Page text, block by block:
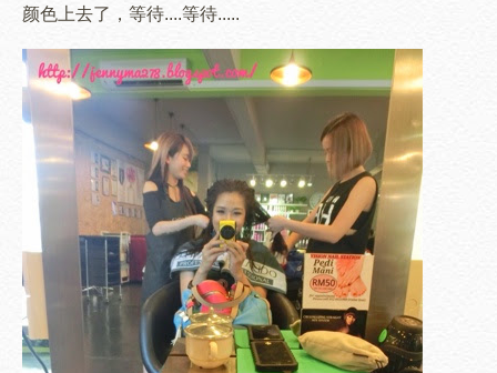
颜色上去了，等待....等待.....